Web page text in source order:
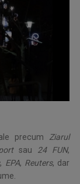
precum Ziarul
sau 24 FUN,
, EPA, Reuters, dar